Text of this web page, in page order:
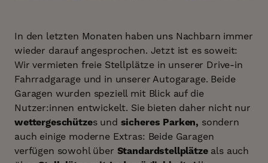
In den letzten Monaten haben uns Nachbarn immer
wieder darauf angesprochen. Jetzt ist es soweit:
Wir vermieten freie Stellplätze in unserer Drive-in
Fahrradgarage und in unserer Autogarage. Beide
Garagen wurden speziell mit Blick auf die
Nutzer:innen entwickelt. Sie bieten daher nicht nur
wettergeschützes und sicheres Parken, sondern
auch einige moderne Extras: Beide Garagen
verfügen sowohl über Standardstellplätzeals auch